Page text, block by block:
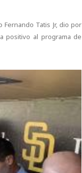
Tatis Jr, dio por
positivo al programa de